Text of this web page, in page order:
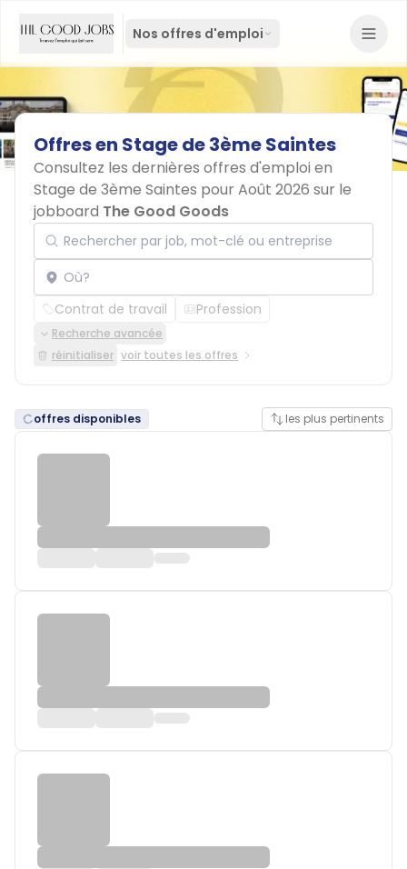
Nos offres d'emploi
Offresen Stagede3èmeSaintes
Consultez les dernières offres d'emploi en
Stage de 3ème Saintes pour Août 2026 sur le
jobboard The Good Goods
Rechercher par job, mot-clé ou entreprise
Localisation
Contrat de travail Profession
Recherche avancée
réinitialiser voir toutes les offres
offres disponibles les plus pertinents